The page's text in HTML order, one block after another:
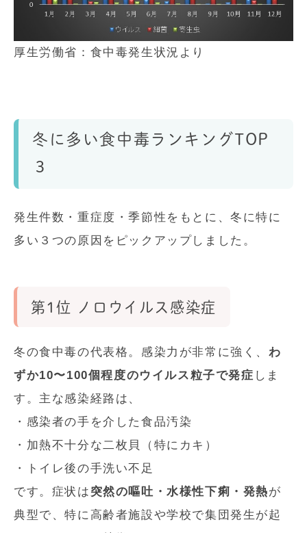
厚生労働省：食中毒発生状況より
冬に多い食中毒ランキングTOP
３
発生件数・重症度・季節性をもとに、冬に特に
多い３つの原因をピックアップしました。
第1位 ノロウイルス感染症
冬の食中毒の代表格。感染力が非常に強く、 わ
ずか10〜100個程度のウイルス粒子で発症 しま
す。主な感染経路は、
・感染者の手を介した食品汚染
・加熱不十分な二枚貝（特にカキ）
・トイレ後の手洗い不足
です。症状は 突然の嘔吐・水様性下痢・発熱が
典型で、特に高齢者施設や学校で集団発生が起